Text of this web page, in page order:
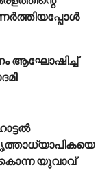
ആഘോഷിച്ച്
യുവാവ്